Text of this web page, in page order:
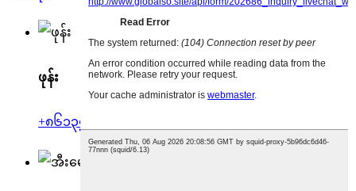
ဖုန်း
+၈၆၁၃၅၂၈၅၂၇၉၈၅